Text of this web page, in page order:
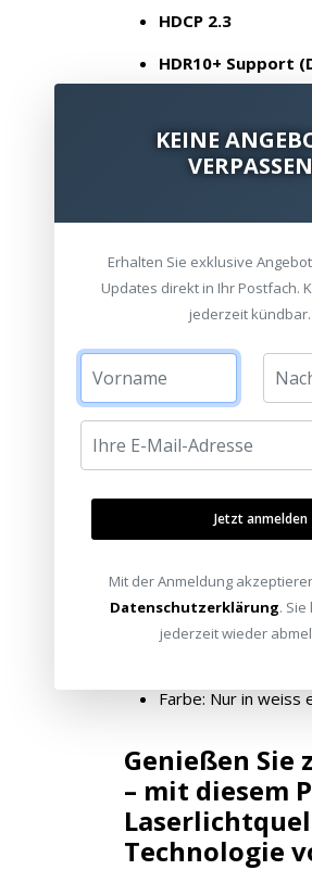
HDCP 2.3
HDR10+ Support
Neue
Auto Kontrast
Erweiteter DCI
HDR10 und
HLG
4K eShift
Helligkeit:2.500
Super
KEINE 3D
Hochwertiges
Motorischer Zoom
Farbe: Nur in weiss
Genießen Sie
– mit diesem
Technologie
KEINE
VERPASSEN
Erhalten Sie exklusive
Updates direkt in Ihr Postfach.
jederzeit kündbar.
Jetzt anmelden
Mit der Anmeldung
Datenschutzerklärung.
jederzeit wieder